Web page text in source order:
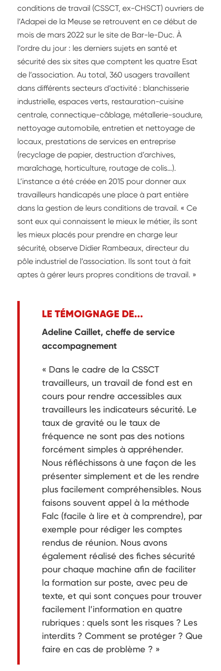
conditions de travail (CSSCT, ex-CHSCT) ouvriers de
l’Adapei de la Meuse se retrouvent en ce début de
mois de mars 2022 sur le site de Bar-le-Duc. À
l’ordre du jour : les derniers sujets en santé et
sécurité des six sites que comptent les quatre Esat
de l’association. Au total, 360 usagers travaillent
dans différents secteurs d’activité : blanchisserie
industrielle, espaces verts, restauration-cuisine
centrale, connectique-câblage, métallerie-soudure,
nettoyage automobile, entretien et nettoyage de
locaux, prestations de services en entreprise
(recyclage de papier, destruction d’archives,
maraîchage, horticulture, routage de colis…).
L’instance a été créée en 2015 pour donner aux
travailleurs handicapés une place à part entière
dans la gestion de leurs conditions de travail. « Ce
sont eux qui connaissent le mieux le métier, ils sont
les mieux placés pour prendre en charge leur
sécurité, observe Didier Rambeaux, directeur du
pôle industriel de l’association. Ils sont tout à fait
aptes à gérer leurs propres conditions de travail. »
LE TÉMOIGNAGE DE...
Adeline Caillet, cheffe de service
accompagnement
« Dans le cadre de la CSSCT
travailleurs, un travail de fond est en
cours pour rendre accessibles aux
travailleurs les indicateurs sécurité. Le
taux de gravité ou le taux de
fréquence ne sont pas des notions
forcément simples à appréhender.
Nous réfléchissons à une façon de les
présenter simplement et de les rendre
plus facilement compréhensibles. Nous
faisons souvent appel à la méthode
Falc (facile à lire et à comprendre), par
exemple pour rédiger les comptes
rendus de réunion. Nous avons
également réalisé des fiches sécurité
pour chaque machine afin de faciliter
la formation sur poste, avec peu de
texte, et qui sont conçues pour trouver
facilement l’information en quatre
rubriques : quels sont les risques ? Les
interdits ? Comment se protéger ? Que
faire en cas de problème ? »